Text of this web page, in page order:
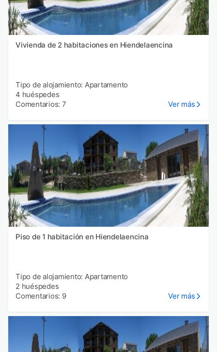
Vivienda de 2 habitaciones en Hiendelaencina
Tipo de alojamiento: Apartamento
4 huéspedes
Comentarios: 7
Ver más
Piso de 1 habitación en Hiendelaencina
Tipo de alojamiento: Apartamento
2 huéspedes
Comentarios: 9
Ver más